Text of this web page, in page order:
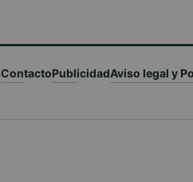
ContactoPublicidadAviso legal y